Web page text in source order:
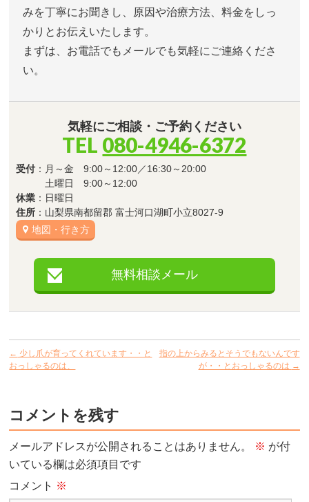
みを丁寧にお聞きし、原因や治療方法、料金をしっ
かりとお伝えいたします。
まずは、お電話でもメールでも気軽にご連絡くださ
い。
気軽にご相談・ご予約ください
TEL 080-4946-6372
受付 ：月～金 9:00～12:00／16:30～20:00
土曜日 9:00～12:00
休業 ：日曜日
住所 ：山梨県南都留郡 富士河口湖町小立8027-9
地図・行き方
無料相談メール
← 少し爪が育ってくれています・・と
おっしゃるのは、
指の上からみるとそうでもないんです
が・・とおっしゃるのは →
コメントを残す
メールアドレスが公開されることはありません。 ※ が付
いている欄は必須項目です
コメント ※